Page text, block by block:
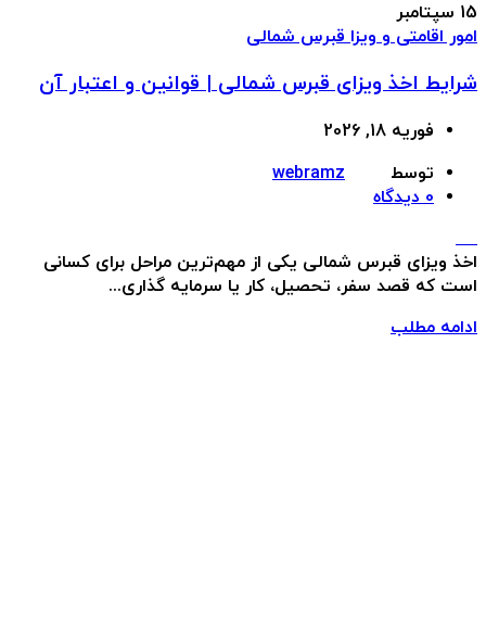
15 سپتامبر
امور اقامتی و ویزا قبرس شمالی
شرایط اخذ ویزای قبرس شمالی | قوانین و اعتبار آن
فوریه 18, 2026
توسط
webramz
0 دیدگاه
اخذ ویزای قبرس شمالی یکی از مهم‌ترین مراحل برای کسانی
است که قصد سفر، تحصیل، کار یا سرمایه گذاری...
ادامه مطلب